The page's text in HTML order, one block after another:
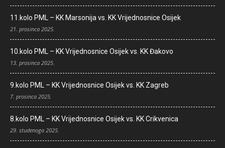
11.kolo PML – KK Marsonija vs. KK Vrijednosnice Osijek
21. prosinca 2025.
10.kolo PML – KK Vrijednosnice Osijek vs. KK Đakovo
13. prosinca 2025.
9.kolo PML – KK Vrijednosnice Osijek vs. KK Zagreb
7. prosinca 2025.
8.kolo PML – KK Vrijednosnice Osijek vs. KK Crikvenica
29. studenoga 2025.